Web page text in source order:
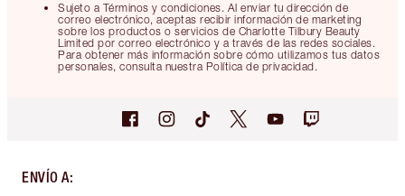
Sujeto a Términos y condiciones. Al enviar tu dirección de
correo electrónico, aceptas recibir información de marketing
sobre los productos o servicios de Charlotte Tilbury Beauty
Limited por correo electrónico y a través de las redes sociales.
Para obtener más información sobre cómo utilizamos tus datos
personales, consulta nuestra Política de privacidad.
ENVÍO A: